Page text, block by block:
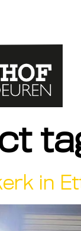
in